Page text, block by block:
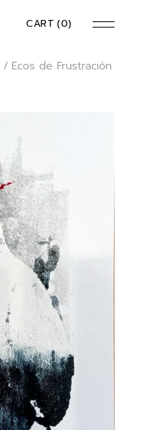
CART (0)
Ecos de Frustración